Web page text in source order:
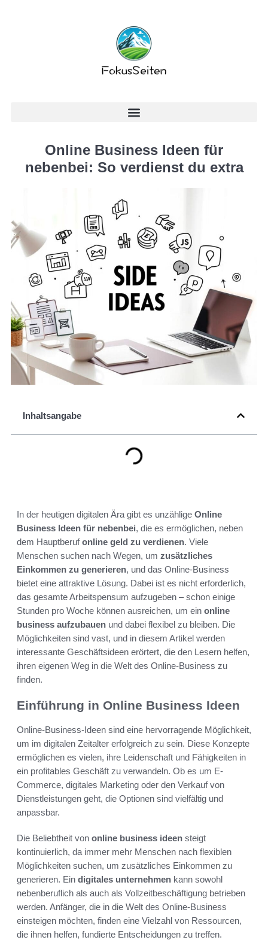
Online Business Ideen für
nebenbei: So verdienst du extra
Inhaltsangabe
In der heutigen digitalen Ära gibt es unzählige Online
Business Ideen für nebenbei, die es ermöglichen, neben
dem Hauptberufonline geld zu verdienen. Viele
Menschen suchen nach Wegen, um zusätzliches
Einkommen zu generieren, und das Online-Business
bietet eine attraktive Lösung. Dabei ist es nicht erforderlich,
das gesamte Arbeitspensum aufzugeben – schon einige
Stunden pro Woche können ausreichen, um ein online
business aufzubauen und dabei flexibel zu bleiben. Die
Möglichkeiten sind vast, und in diesem Artikel werden
interessante Geschäftsideen erörtert, die den Lesern helfen,
ihren eigenen Weg in die Welt des Online-Business zu
finden.
Einführung in Online Business Ideen
Online-Business-Ideen sind eine hervorragende Möglichkeit,
um im digitalen Zeitalter erfolgreich zu sein. Diese Konzepte
ermöglichen es vielen, ihre Leidenschaft und Fähigkeiten in
ein profitables Geschäft zu verwandeln. Ob es um E-
Commerce, digitales Marketing oder den Verkauf von
Dienstleistungen geht, die Optionen sind vielfältig und
anpassbar.
Die Beliebtheit von online business ideen steigt
kontinuierlich, da immer mehr Menschen nach flexiblen
Möglichkeiten suchen, um zusätzliches Einkommen zu
generieren. Ein digitales unternehmen kann sowohl
nebenberuflich als auch als Vollzeitbeschäftigung betrieben
werden. Anfänger, die in die Welt des Online-Business
einsteigen möchten, finden eine Vielzahl von Ressourcen,
die ihnen helfen, fundierte Entscheidungen zu treffen.